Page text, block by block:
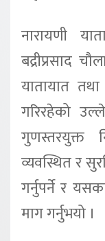
नारायणी
बद्रीप्रसाद
यातायात
गरिरहेको
गुणस्तरयुक्त
व्यवस्थित र
गर्नुपर्ने र
माग गर्नुभयो ।